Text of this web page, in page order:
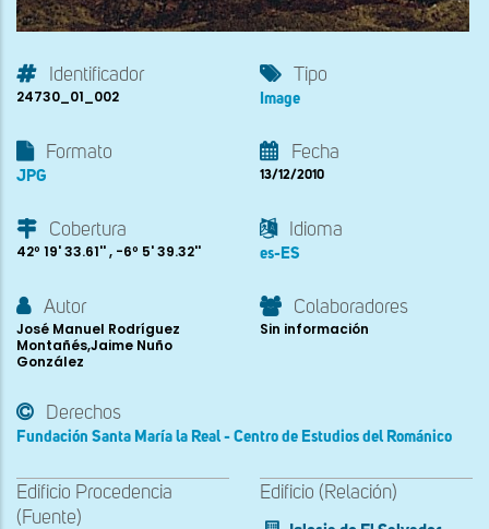
Identificador
24730_01_002
Tipo
Image
Formato
JPG
Fecha
13/12/2010
Cobertura
42º 19' 33.61'' , -6º 5' 39.32''
Idioma
es-ES
Autor
José Manuel Rodríguez
Montañés,Jaime Nuño
González
Colaboradores
Sin información
Derechos
Fundación Santa María la Real - Centro de Estudios del Románico
Edificio Procedencia
(Fuente)
Edificio (Relación)